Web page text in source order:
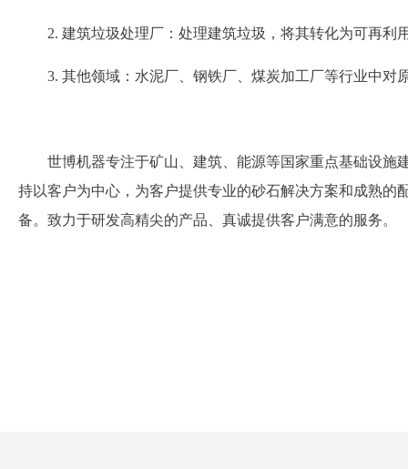
2. 建筑垃圾处理厂：处理建筑垃圾，将其转化为可再利
3. 其他领域：水泥厂、钢铁厂、煤炭加工厂等行业中对
世博机器专注于矿山、建筑、能源等国家重点基础设施
持以客户为中心，为客户提供专业的砂石解决方案和成熟的
备。致力于研发高精尖的产品、真诚提供客户满意的服务。